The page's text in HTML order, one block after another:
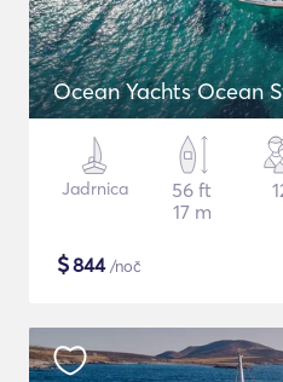
Ocean Yachts Ocean
Jadrnica
56 ft
17 m
$844/noč